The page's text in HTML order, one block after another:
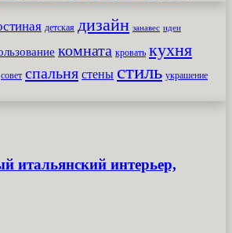
детская дизайн занавес идеи
комната кровать кухня
совет спальня стены стиль украшение
итальянский интерьер,